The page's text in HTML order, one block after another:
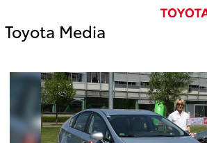
Toyota Media